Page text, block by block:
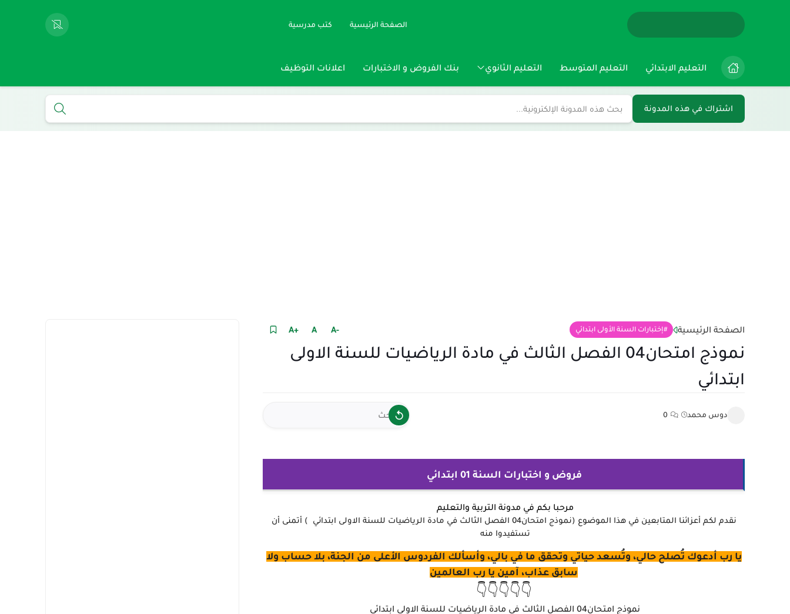
الصفحة الرئيسية كتب مدرسية
التعليم الابتدائي التعليم المتوسط التعليم الثانوي بنك الفروض و الاختبارات اعلانات التوظيف
اشتراك في هذه المدونة
الصفحة الرئيسية إختبارات السنة الأولى ابتدائي +A A -A
نموذج امتحان04 الفصل الثالث في مادة الرياضيات للسنة الاولى
ابتدائي
دوس محمد 0
فروض و اختبارات السنة 01 ابتدائي
مرحبا بكم في مدونة التربية والتعليم
نقدم لكم أعزائنا المتابعين في هذا الموضوع (نموذج امتحان04 الفصل الثالث في مادة الرياضيات للسنة الاولى ابتدائي ) أتمنى أن
تستفيدوا منه
يا رب أدعوك تُصلح حالي، وتُسعد حياتي وتحقق ما في بالي، وأسألك الفردوس الأعلى من الجنة، بلا حساب ولا
سابق عذاب، آمين يا رب العالمين
👇👇👇👇👇
نموذج امتحان04 الفصل الثالث في مادة الرياضيات للسنة الاولى ابتدائي